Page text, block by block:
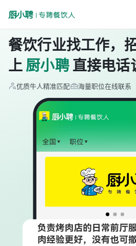
餐饮行业找工作，
上 厨小聘 直接电话
优质牛人精准匹配 海量职位在线联系